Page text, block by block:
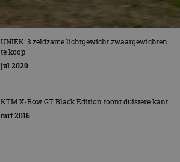
UNIEK: 3 zeldzame lichtgewicht zwaargewichten
te koop
jul 2020
KTM X-Bow GT Black Edition toont duistere kant
mrt 2016